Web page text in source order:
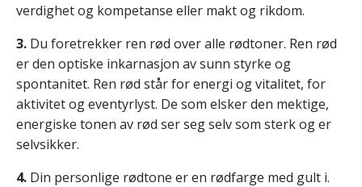
verdighet og kompetanse eller makt og rikdom.
3. Du foretrekker ren rød over alle rødtoner. Ren rød
er den optiske inkarnasjon av sunn styrke og
spontanitet. Ren rød står for energi og vitalitet, for
aktivitet og eventyrlyst. De som elsker den mektige,
energiske tonen av rød ser seg selv som sterk og er
selvsikker.
4. Din personlige rødtone er en rødfarge med gult i.